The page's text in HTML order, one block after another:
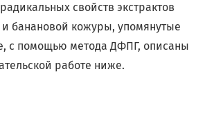
свойств экстрактов
банановой кожуры, упомянутые
с помощью метода ДФПГ, описаны
работе ниже.